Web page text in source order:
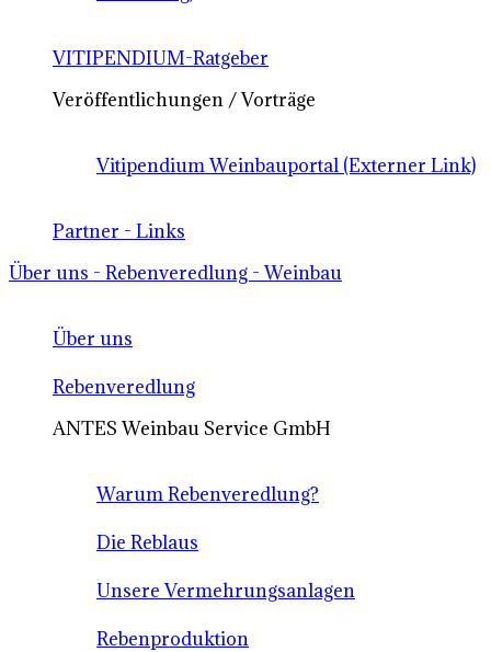
VITIPENDIUM-Ratgeber
Veröffentlichungen / Vorträge
Vitipendium Weinbauportal (Externer Link)
Partner - Links
Über uns - Rebenveredlung - Weinbau
Über uns
Rebenveredlung
ANTES Weinbau Service GmbH
Warum Rebenveredlung?
Die Reblaus
Unsere Vermehrungsanlagen
Rebenproduktion